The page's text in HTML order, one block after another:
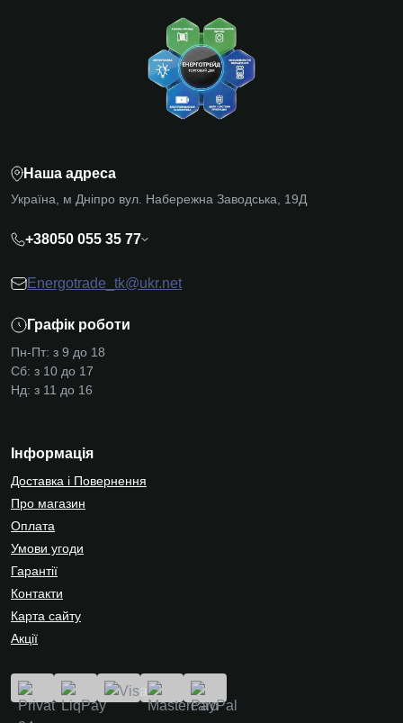
Наша адреса
Україна, м Дніпро вул. Набережна Заводська, 19Д
+38050 055 35 77
Energotrade_tk@ukr.net
Графік роботи
Пн-Пт: з 9 до 18
Сб: з 10 до 17
Нд: з 11 до 16
Інформація
Доставка і Повернення
Про магазин
Оплата
Умови угоди
Гарантії
Контакти
Карта сайту
Акції